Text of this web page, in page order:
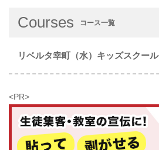
Courses コース一覧
リベルタ幸町（水）キッズスクール
<PR>